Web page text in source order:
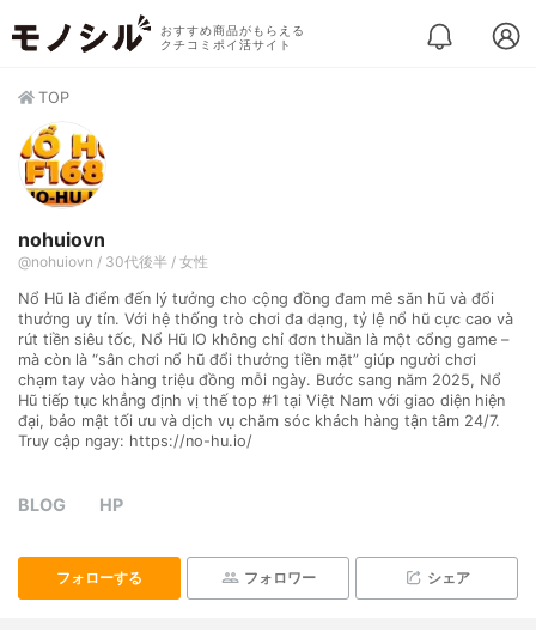
おすすめ商品がもらえる
クチコミポイ活サイト
TOP
nohuiovn
@nohuiovn / 30代後半 / 女性
Nổ Hũ là điểm đến lý tưởng cho cộng đồng đam mê săn hũ và đổi
thưởng uy tín. Với hệ thống trò chơi đa dạng, tỷ lệ nổ hũ cực cao và
rút tiền siêu tốc, Nổ Hũ IO không chỉ đơn thuần là một cổng game –
mà còn là “sân chơi nổ hũ đổi thưởng tiền mặt” giúp người chơi
chạm tay vào hàng triệu đồng mỗi ngày. Bước sang năm 2025, Nổ
Hũ tiếp tục khẳng định vị thế top #1 tại Việt Nam với giao diện hiện
đại, bảo mật tối ưu và dịch vụ chăm sóc khách hàng tận tâm 24/7.
Truy cập ngay: https://no-hu.io/
BLOG HP
フォローする フォロワー シェア